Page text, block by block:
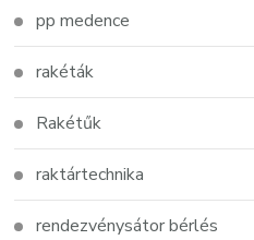
pp medence
rakéták
Rakétűk
raktártechnika
rendezvénysátor bérlés